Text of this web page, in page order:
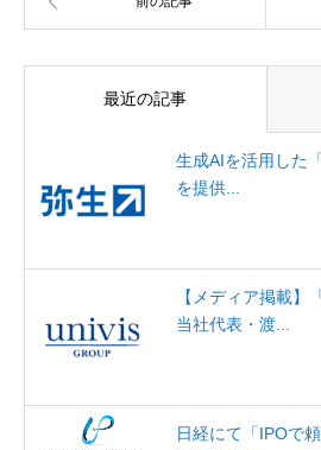
最近の記事
生成AIを活用した
を提供...
【メディア掲載】
当社代表・渡...
日経にて「IPOで